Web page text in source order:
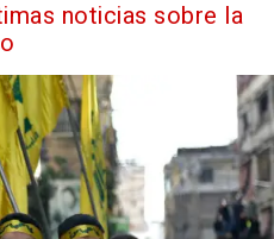
noticias sobre la